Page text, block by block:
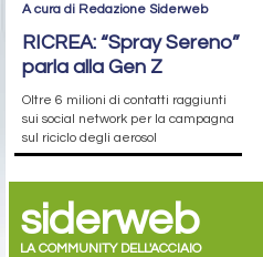
A cura di Redazione Siderweb
RICREA: “Spray Sereno”
parla alla Gen Z
Oltre 6 milioni di contatti raggiunti
sui social network per la campagna
sul riciclo degli aerosol
siderweb
LA COMMUNITY DELL'ACCIAIO